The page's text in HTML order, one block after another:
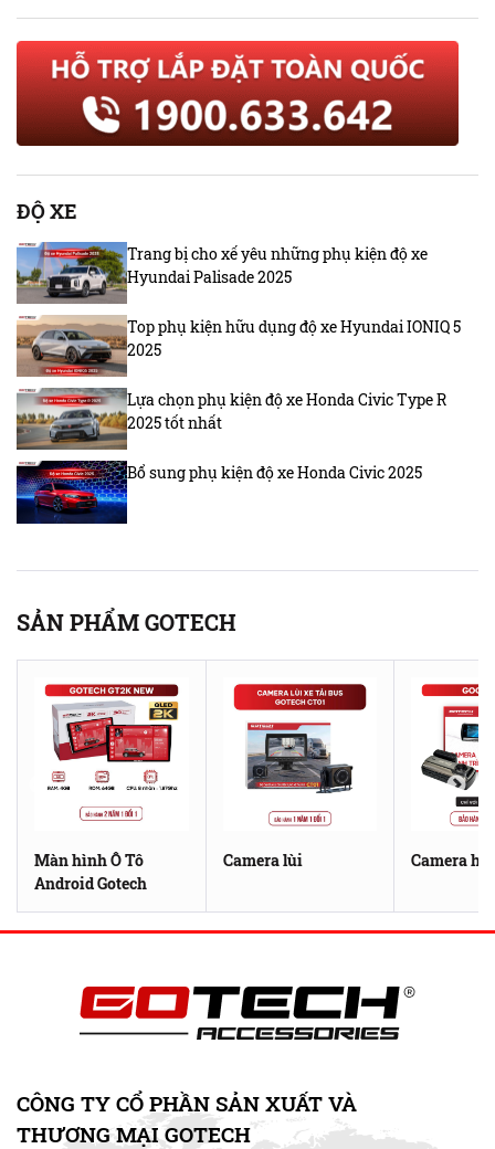
ĐỘ XE
Trang bị cho xế yêu những phụ kiện độ xe
Hyundai Palisade 2025
Top phụ kiện hữu dụng độ xe Hyundai IONIQ 5
2025
Lựa chọn phụ kiện độ xe Honda Civic Type R
2025 tốt nhất
Bổ sung phụ kiện độ xe Honda Civic 2025
SẢN PHẨM GOTECH
Màn hình Ô Tô
Android Gotech
Camera lùi Camera
CÔNG TY CỔ PHẦN SẢN XUẤT VÀ
THƯƠNG MẠI GOTECH